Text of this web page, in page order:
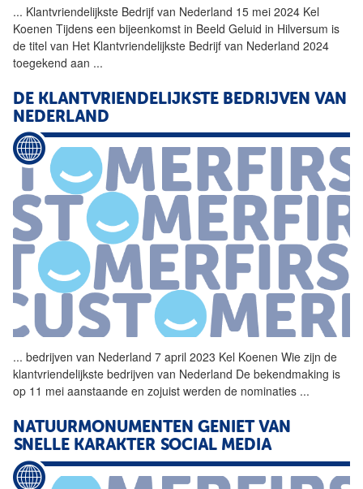
... Klantvriendelijkste Bedrijf van Nederland 15 mei 2024 Kel
Koenen Tijdens een bijeenkomst in Beeld Geluid in Hilversum is
de titel van Het Klantvriendelijkste Bedrijf van Nederland 2024
toegekend aan ...
DE KLANTVRIENDELIJKSTE BEDRIJVEN VAN
NEDERLAND
... bedrijven van Nederland 7 april 2023 Kel Koenen Wie zijn de
klantvriendelijkste bedrijven van Nederland De bekendmaking is
op 11 mei aanstaande en zojuist werden de nominaties ...
NATUURMONUMENTEN GENIET VAN
SNELLE KARAKTER SOCIAL MEDIA